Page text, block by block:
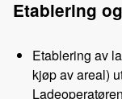
Etablering
Etablering av
kjøp av areal)